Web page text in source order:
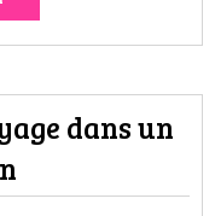
dans un